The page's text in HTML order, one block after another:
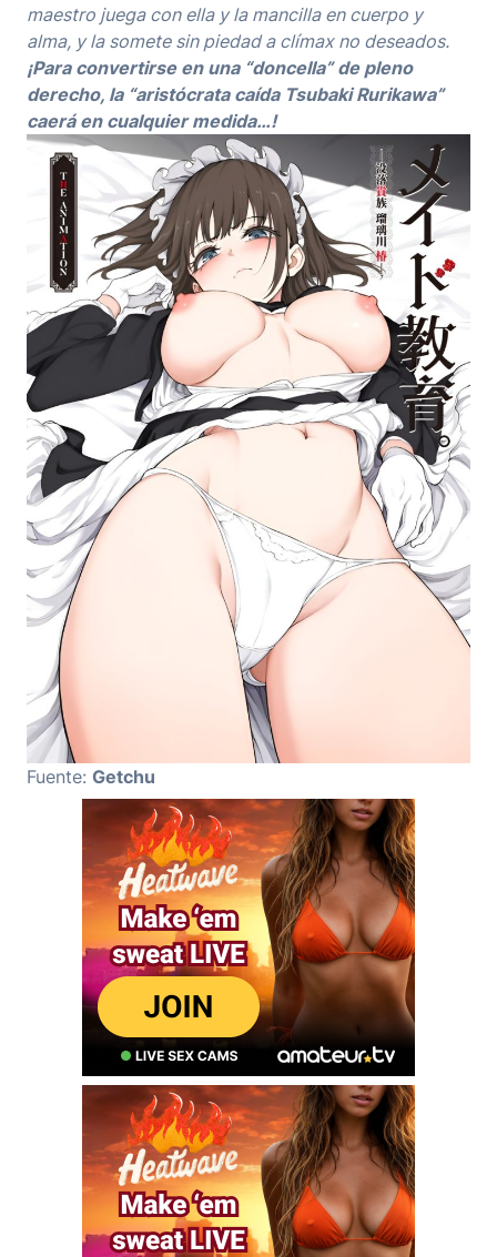
maestro juega con ella y la mancilla en cuerpo y
alma, y la somete sin piedad a clímax no deseados.
¡Para convertirse en una “doncella” de pleno
derecho, la “aristócrata caída Tsubaki Rurikawa”
caerá en cualquier medida…!
Fuente: Getchu